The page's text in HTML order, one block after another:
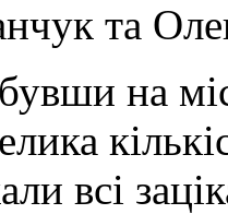
та
на
всі